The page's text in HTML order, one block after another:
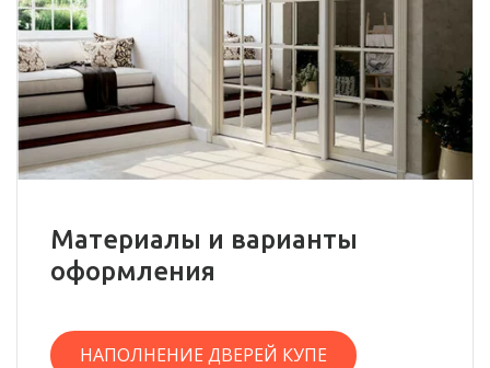
Материалы и варианты
оформления
НАПОЛНЕНИЕ ДВЕРЕЙ КУПЕ